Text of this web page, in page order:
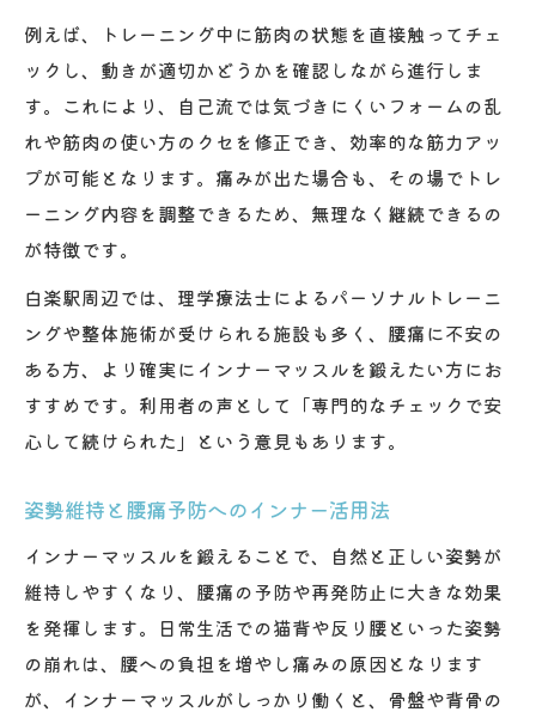
例えば、トレーニング中に筋肉の状態を直接触ってチェ
ックし、動きが適切かどうかを確認しながら進行しま
す。これにより、自己流では気づきにくいフォームの乱
れや筋肉の使い方のクセを修正でき、効率的な筋力アッ
プが可能となります。痛みが出た場合も、その場でトレ
ーニング内容を調整できるため、無理なく継続できるの
が特徴です。
白楽駅周辺では、理学療法士によるパーソナルトレーニ
ングや整体施術が受けられる施設も多く、腰痛に不安の
ある方、より確実にインナーマッスルを鍛えたい方にお
すすめです。利用者の声として「専門的なチェックで安
心して続けられた」という意見もあります。
姿勢維持と腰痛予防へのインナー活用法
インナーマッスルを鍛えることで、自然と正しい姿勢が
維持しやすくなり、腰痛の予防や再発防止に大きな効果
を発揮します。日常生活での猫背や反り腰といった姿勢
の崩れは、腰への負担を増やし痛みの原因となります
が、インナーマッスルがしっかり働くと、骨盤や背骨の